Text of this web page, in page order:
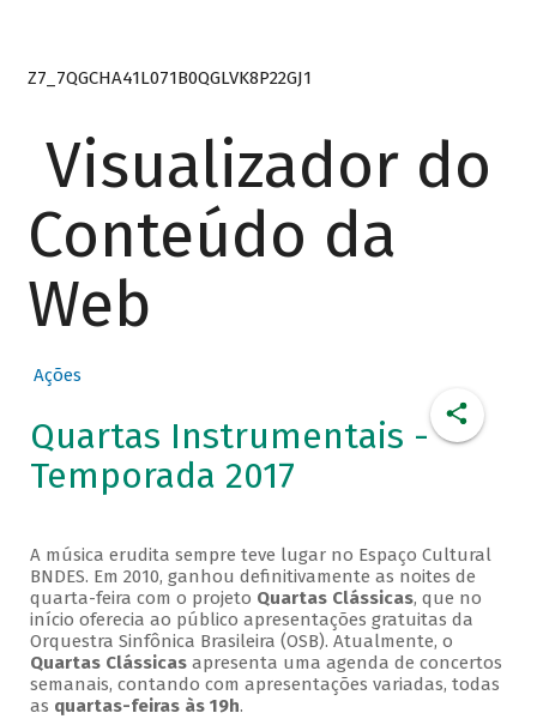
Z7_7QGCHA41L071B0QGLVK8P22GJ1
Visualizador do
Conteúdo da
Web
Ações
Quartas Instrumentais -
Temporada 2017
A música erudita sempre teve lugar no Espaço Cultural
BNDES. Em 2010, ganhou definitivamente as noites de
quarta-feira com o projeto Quartas Clássicas, que no
início oferecia ao público apresentações gratuitas da
Orquestra Sinfônica Brasileira (OSB). Atualmente, o
Quartas Clássicasapresenta uma agenda de concertos
semanais, contando com apresentações variadas, todas
as quartas-feiras às 19h.